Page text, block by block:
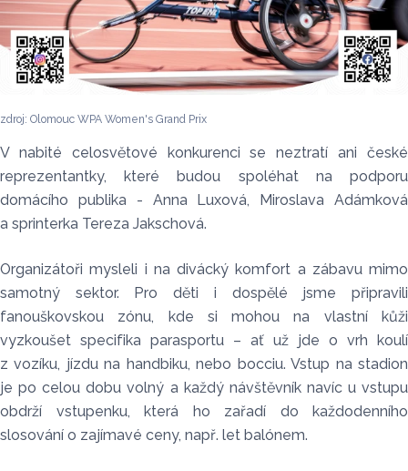
zdroj: Olomouc WPA Women's Grand Prix
V nabité celosvětové konkurenci se neztratí ani české
reprezentantky, které budou spoléhat na podporu
domácího publika - Anna Luxová, Miroslava Adámková
a sprinterka Tereza Jakschová.
Organizátoři mysleli i na divácký komfort a zábavu mimo
samotný sektor. Pro děti i dospělé jsme připravili
fanouškovskou zónu, kde si mohou na vlastní kůži
vyzkoušet specifika parasportu – ať už jde o vrh koulí
z vozíku, jízdu na handbiku, nebo bocciu. Vstup na stadion
je po celou dobu volný a každý návštěvník navíc u vstupu
obdrží vstupenku, která ho zařadí do každodenního
slosování o zajímavé ceny, např. let balónem.